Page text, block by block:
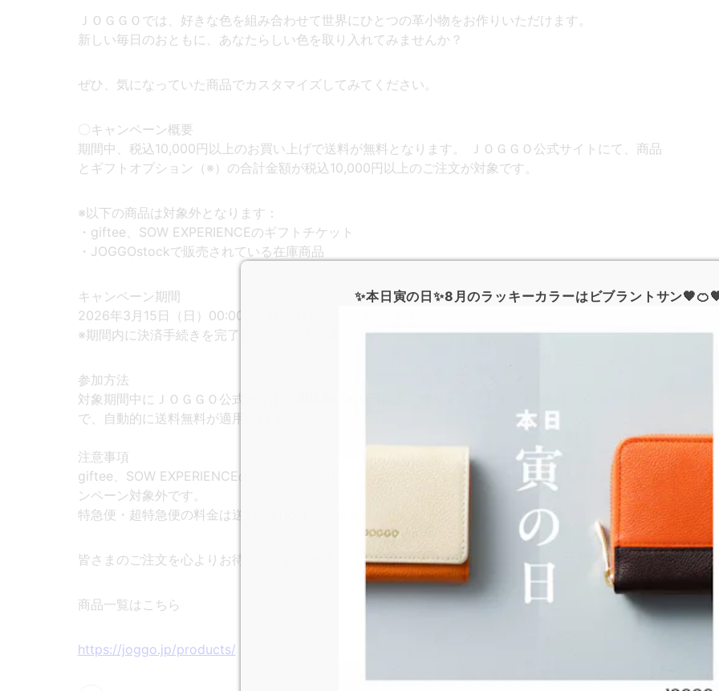
ＪＯＧＧＯでは、好きな色を組み合わせて世界にひとつの革小物をお作りいただけます。
新しい毎日のおともに、あなたらしい色を取り入れてみませんか？
ぜひ、気になっていた商品でカスタマイズしてみてください。
〇キャンペーン概要
期間中、税込10,000円以上のお買い上げで送料が無料となります。 ＪＯＧＧＯ公式サイトにて、商品
とギフトオプション（※）の合計金額が税込10,000円以上のご注文が対象です。
※以下の商品は対象外となります：
・giftee、SOW EXPERIENCEのギフトチケット
・JOGGOstockで販売されている在庫商品
キャンペーン期間
2026年3月15日（日）00:00 ～ 3月24日（火）23:59 まで
※期間内に決済手続きを完了したご注文が対象です。
参加方法
対象期間中にＪＯＧＧＯ公式サイトで
で、自動的に送料無料が適用されます。
注意事項
giftee、SOW EXPERIENCEのギフトチケット、およびJOGGOstockで販売されている在庫商品はキャ
ンペーン対象外です。
特急便・超特急便の料金は送料無料の計算に含まれません。
皆さまのご注文を心よりお待ちしております。
商品一覧はこちら
https://joggo.jp/products/
✨本日寅の日✨8月のラッキーカラーはビブラントサン